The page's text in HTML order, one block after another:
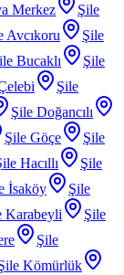
Merkez
Şile
Avcıkoru
Şile
Bucaklı
Şile
Şile
Şile Doğancılı
Şile Göçe
Şile
Hacıllı
Şile
İsaköy
Şile
Karabeyli
Şile
Şile
Kömürlük